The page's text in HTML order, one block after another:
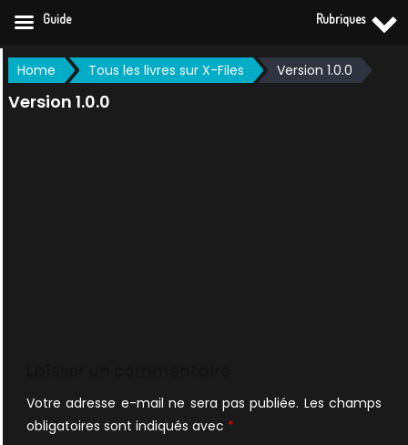
Skip
to
content
Home Tous les livres sur X-Files Version 1.0.0
Version 1.0.0
Votre adresse e-mail ne sera pas publiée. Les champs
obligatoires sont indiqués avec *
Guide Rubriques